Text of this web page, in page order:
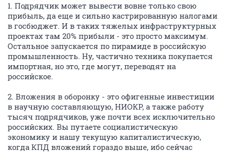
1. Подрядчик может вывести вовне только свою
прибыль, да еще и сильно кастрированную налогами
в госбюджет. И в таких тяжелых инфраструктурных
проектах там 20% прибыли - это просто максимум.
Остальное запускается по пирамиде в российскую
промышленность. Ну, частично техника покупается
импортная, но это, где могут, переводят на
российское.
2. Вложения в оборонку - это офигенные инвестиции
в научную составляющую, НИОКР, а также работу
тысяч подрядчиков, уже почти всех исключительно
российских. Вы путаете социалистическую
экономику и нашу текущую капиталистическую,
когда КПД вложений гораздо выше, ибо сейчас